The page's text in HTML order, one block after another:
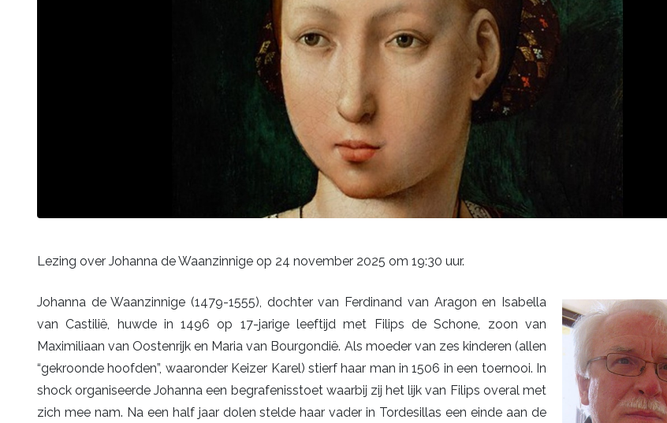
Lezing over Johanna de Waanzinnige op 24 november 2025 om 19:30 uur.
Johanna de Waanzinnige (1479-1555), dochter van Ferdinand van Aragon en Isabella
van Castilië, huwde in 1496 op 17-jarige leeftijd met Filips de Schone, zoon van
Maximiliaan van Oostenrijk en Maria van Bourgondië. Als moeder van zes kinderen (allen
“gekroonde hoofden”, waaronder Keizer Karel) stierf haar man in 1506 in een toernooi. In
shock organiseerde Johanna een begrafenisstoet waarbij zij het lijk van Filips overal met
zich mee nam. Na een half jaar dolen stelde haar vader in Tordesillas een einde aan de